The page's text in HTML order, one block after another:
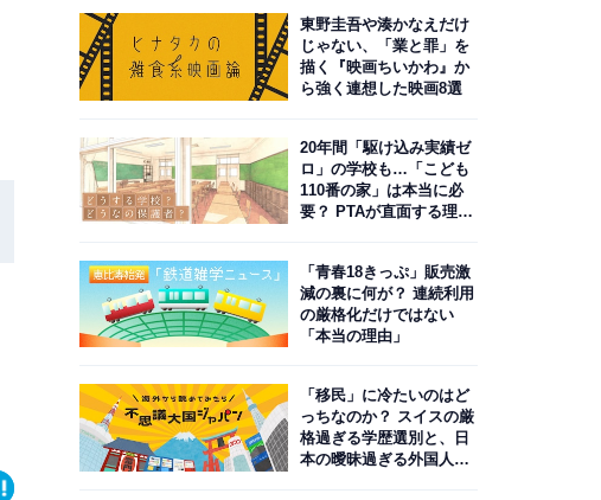
東野圭吾や湊かなえだけ
じゃない、「業と罪」を
描く『映画ちいかわ』か
ら強く連想した映画8選
20年間「駆け込み実績ゼ
ロ」の学校も…「こども
110番の家」は本当に必
要？ PTAが直面する理想
「青春18きっぷ」販売激
減の裏に何が？ 連続利用
の厳格化だけではない
「本当の理由」
「移民」に冷たいのはど
っちなのか？ スイスの厳
格過ぎる学歴選別と、日
本の曖昧過ぎる外国人政